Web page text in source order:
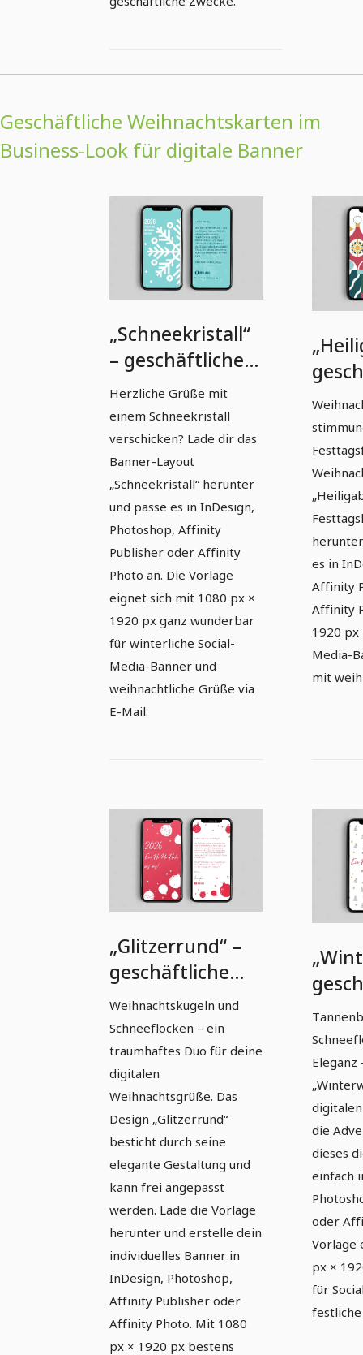
Geschäftliche Weihnachtskarten im
Business-Look für digitale Banner
„Schneekristall“
– geschäftliche
Weihnachtskarte
(1080 px × 1920
px)
Herzliche Grüße mit
einem Schneekristall
verschicken? Lade dir das
Banner-Layout
„Schneekristall“ herunter
und passe es in InDesign,
Photoshop, Affinity
Publisher oder Affinity
Photo an. Die Vorlage
eignet sich mit 1080 px ×
1920 px ganz wunderbar
für winterliche Social-
Media-Banner und
weihnachtliche Grüße via
E-Mail.
es in
Affinity
Affinity
1920 px
Media-
mit
„Glitzerrund“ –
geschäftliche
Weihnachtskarte
(1080 px × 1920
px)
Weihnachtskugeln und
Schneeflocken – ein
traumhaftes Duo für deine
digitalen
Weihnachtsgrüße. Das
Design „Glitzerrund“
besticht durch seine
elegante Gestaltung und
kann frei angepasst
werden. Lade die Vorlage
herunter und erstelle dein
individuelles Banner in
InDesign, Photoshop,
Affinity Publisher oder
Affinity Photo. Mit 1080
px × 1920 px bestens
Eleganz
die
dieses
einfach
oder
Vorlage
px ×
für